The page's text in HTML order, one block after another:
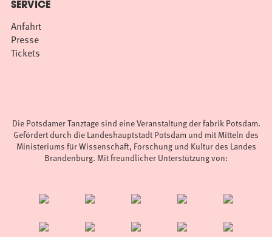
SERVICE
Anfahrt
Presse
Tickets
Die Potsdamer Tanztage sind eine Veranstaltung der fabrik Potsdam.
Gefördert durch die Landeshauptstadt Potsdam und mit Mitteln des
Ministeriums für Wissenschaft, Forschung und Kultur des Landes
Brandenburg. Mit freundlicher Unterstützung von: